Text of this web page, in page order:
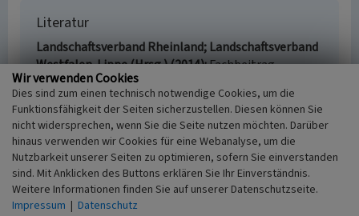
Literatur
Landschaftsverband Rheinland; Landschaftsverband
Westfalen-Lippe (Hrsg.) (2014) Fachbeitrag
Kulturlandschaft zum Regionalplan Ruhr.
Erhaltende Kulturlandschaftsentwicklung. S. 179,
Köln u. Münster.
Zeche Erin (Kulturlandschaftsbereich
Regionalplan Ruhr 222)
Wir verwenden Cookies
Dies sind zum einen technisch notwendige Cookies, um die
Funktionsfähigkeit der Seiten sicherzustellen. Diesen können Sie
nicht widersprechen, wenn Sie die Seite nutzen möchten. Darüber
hinaus verwenden wir Cookies für eine Webanalyse, um die
Nutzbarkeit unserer Seiten zu optimieren, sofern Sie einverstanden
sind. Mit Anklicken des Buttons erklären Sie Ihr Einverständnis.
Weitere Informationen finden Sie auf unserer Datenschutzseite.
Impressum | Datenschutz